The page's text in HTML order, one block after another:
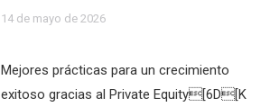
14 de mayo de 2026
Mejores prácticas para un crecimiento
exitoso gracias al Private Equity[6D[K